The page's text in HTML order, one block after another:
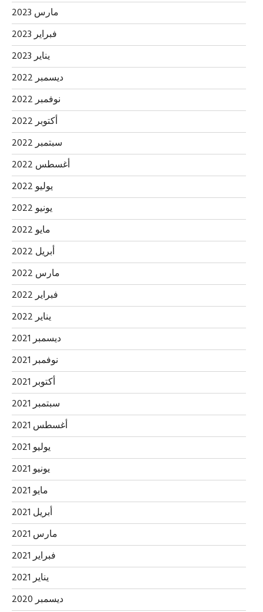
مارس 2023
فبراير 2023
يناير 2023
ديسمبر 2022
نوفمبر 2022
أكتوبر 2022
سبتمبر 2022
أغسطس 2022
يوليو 2022
يونيو 2022
مايو 2022
أبريل 2022
مارس 2022
فبراير 2022
يناير 2022
ديسمبر 2021
نوفمبر 2021
أكتوبر 2021
سبتمبر 2021
أغسطس 2021
يوليو 2021
يونيو 2021
مايو 2021
أبريل 2021
مارس 2021
فبراير 2021
يناير 2021
ديسمبر 2020